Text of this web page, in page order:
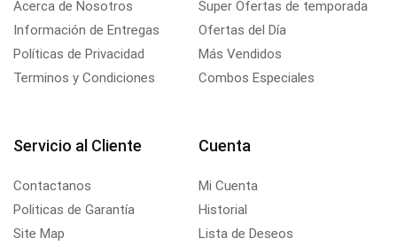
Acerca de Nosotros
Información de Entregas
Políticas de Privacidad
Terminos y Condiciones
Super Ofertas de temporada
Ofertas del Día
Más Vendidos
Combos Especiales
Servicio al Cliente
Contactanos
Politicas de Garantía
Site Map
Cuenta
Mi Cuenta
Historial
Lista de Deseos